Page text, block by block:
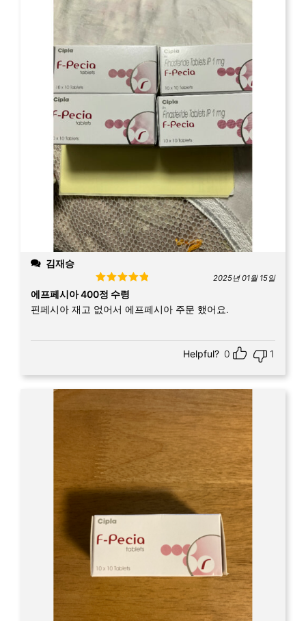
김재승
Rated5
of 5
2025년 01월 15일
에프페시아 400정 수령
핀페시아 재고 없어서 에프페시아 주문 했어요.
Helpful? 0 1